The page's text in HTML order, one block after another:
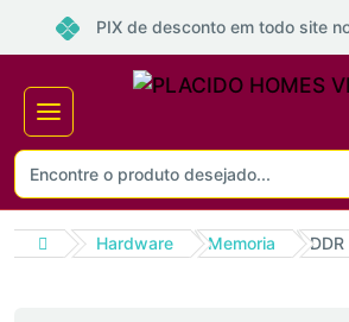
PIX de desconto em todo site
Hardware Memoria DDR